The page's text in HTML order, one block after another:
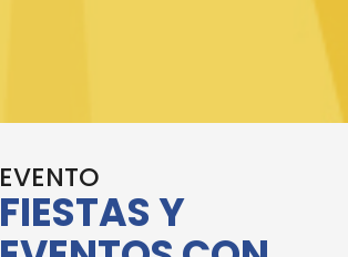
EVENTO
FIESTAS Y